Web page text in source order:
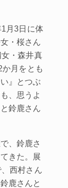
月3日に体
・桜さん
女・森井真
月をとも
』とつぶ
、思うよ
鈴鹿さん
、鈴鹿さ
きた。展
西村さん
鹿さんと